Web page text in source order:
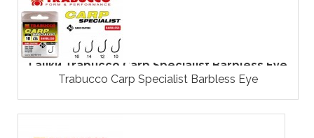
Гачки Trabucco Carp Specialist Barbless Eye
Trabucco Carp Specialist Barbless Eye